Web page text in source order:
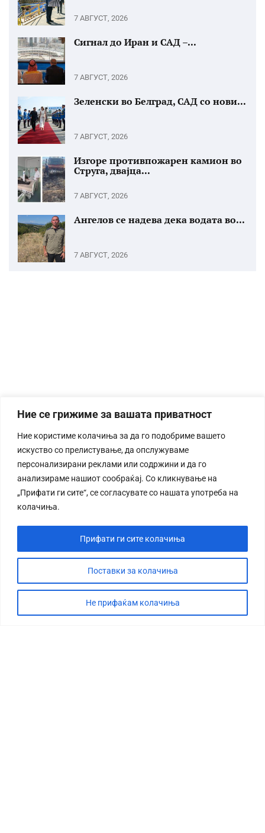
Ние се грижиме за вашата приватност
Ние користиме колачиња за да го подобриме вашето
искуство со прелистување, да опслужуваме
персонализирани реклами или содржини и да го
анализираме нашиот сообраќај. Со кликнување на
„Прифати ги сите“, се согласувате со нашата употреба на
колачиња.
Поставки за колачиња
Не прифаќам колачиња
Прифати ги сите колачиња
7 АВГУСТ, 2026
Сигнал до Иран и САД –...
7 АВГУСТ, 2026
Зеленски во Белград, САД со нови...
7 АВГУСТ, 2026
Изгоре противпожарен камион во
Струга, двајца...
7 АВГУСТ, 2026
Ангелов се надева дека водата во...
7 АВГУСТ, 2026